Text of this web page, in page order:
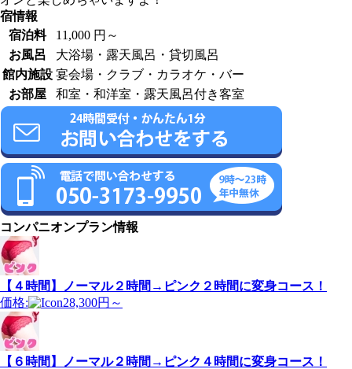
宿情報
宿泊料
11,000 円～
お風呂
大浴場・露天風呂・貸切風呂
館内施設 宴会場・クラブ・カラオケ・バー
お部屋
和室・和洋室・露天風呂付き客室
コンパニオンプラン情報
【４時間】ノーマル２時間→ピンク２時間に変身コース！
価格:
28,300円～
【６時間】ノーマル２時間→ピンク４時間に変身コース！